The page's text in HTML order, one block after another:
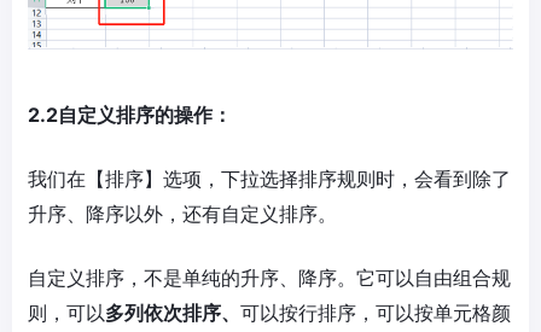
2.2自定义排序的操作：
我们在【排序】选项，下拉选择排序规则时，会看到除了
升序、降序以外，还有自定义排序。
自定义排序，不是单纯的升序、降序。它可以自由组合规
则，可以多列依次排序、 可以按行排序，可以按单元格颜